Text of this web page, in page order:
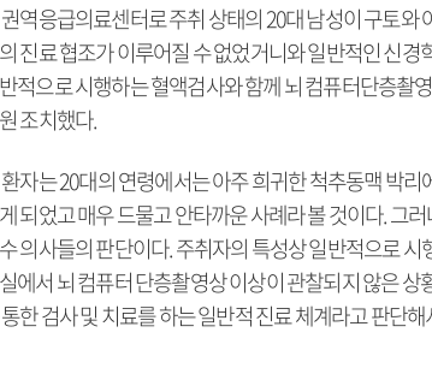
역응급의료센터로 주취 상태의 20대 남성이 구토
진료 협조가 이루어질 수 없었거니와 일반적인 신
적으로 시행하는 혈액검사와 함께 뇌 컴퓨터단층촬
조치했다.
자는 20대의 연령에서는 아주 희귀한 척추동맥 박
되었고 매우 드물고 안타까운 사례라 볼 것이다. 그
의사들의 판단이다. 주취자의 특성상 일반적으로
에서 뇌 컴퓨터 단층촬영상 이상이 관찰되지 않은 상
한 검사 및 치료를 하는 일반적 진료 체계라고 판단